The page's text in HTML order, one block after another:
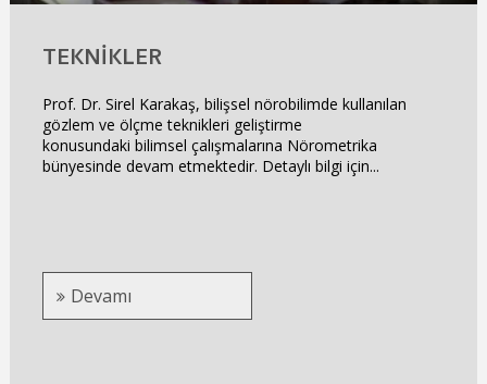
TEKNIKLER
Prof. Dr. Sirel Karakaş, bilişsel nörobilimde kullanılan
gözlem ve ölçme teknikleri geliştirme
konusundaki bilimsel çalışmalarına Nörometrika
bünyesinde devam etmektedir. Detaylı bilgi için...
Devamı